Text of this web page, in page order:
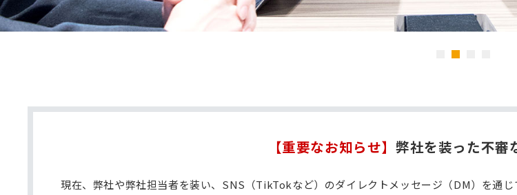
【重要なお知らせ】 弊社を装った不審
現在、弊社や弊社担当者を装い、SNS（TikTokなど）のダイレクトメッセージ（DM）を通